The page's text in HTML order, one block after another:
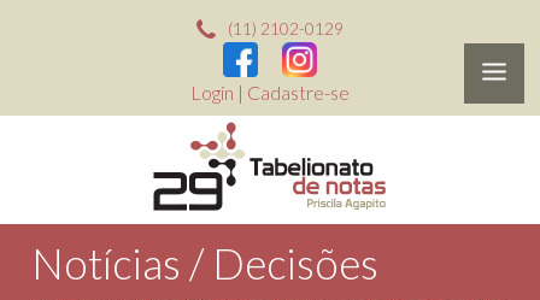
(11) 2102-0129
Login | Cadastre-se
Notícias / Decisões